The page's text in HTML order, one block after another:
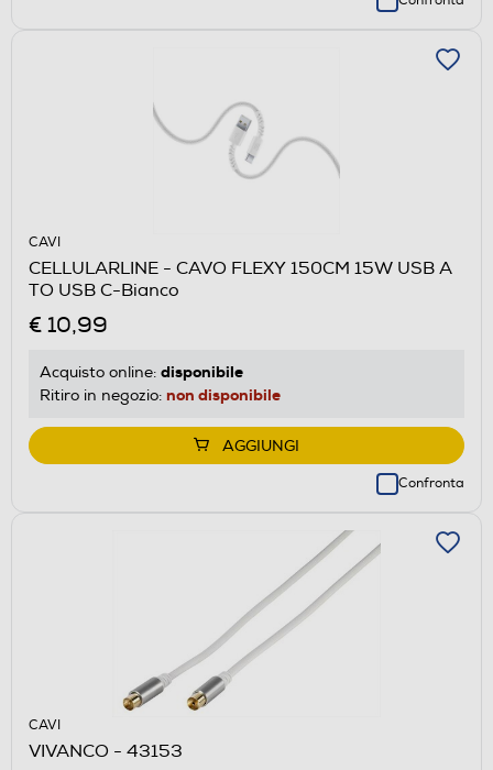
CAVI
CELLULARLINE - CAVO FLEXY 150CM 15W USB A
TO USB C-Bianco
€ 10,99
Acquisto online: disponibile
Ritiro in negozio: non disponibile
AGGIUNGI
Confronta
CAVI
VIVANCO - 43153